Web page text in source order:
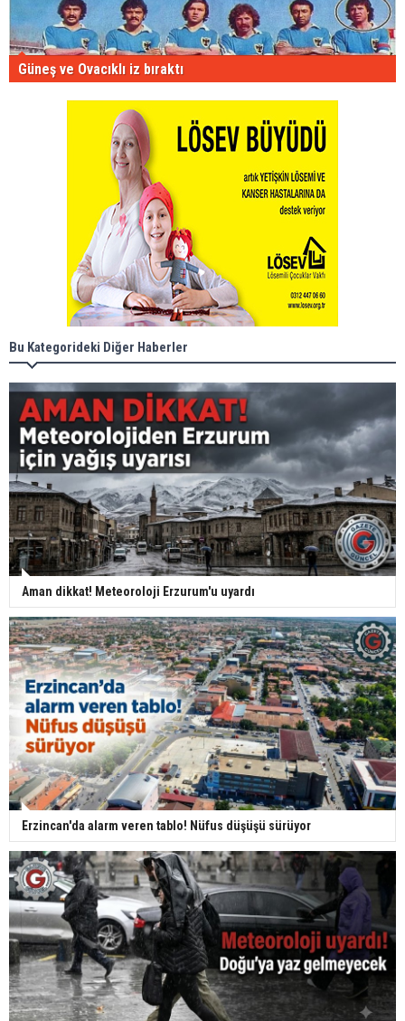
Güneş ve Ovacıklı iz bıraktı
Bu Kategorideki Diğer Haberler
Aman dikkat! Meteoroloji Erzurum'u uyardı
Erzincan'da alarm veren tablo! Nüfus düşüşü sürüyor